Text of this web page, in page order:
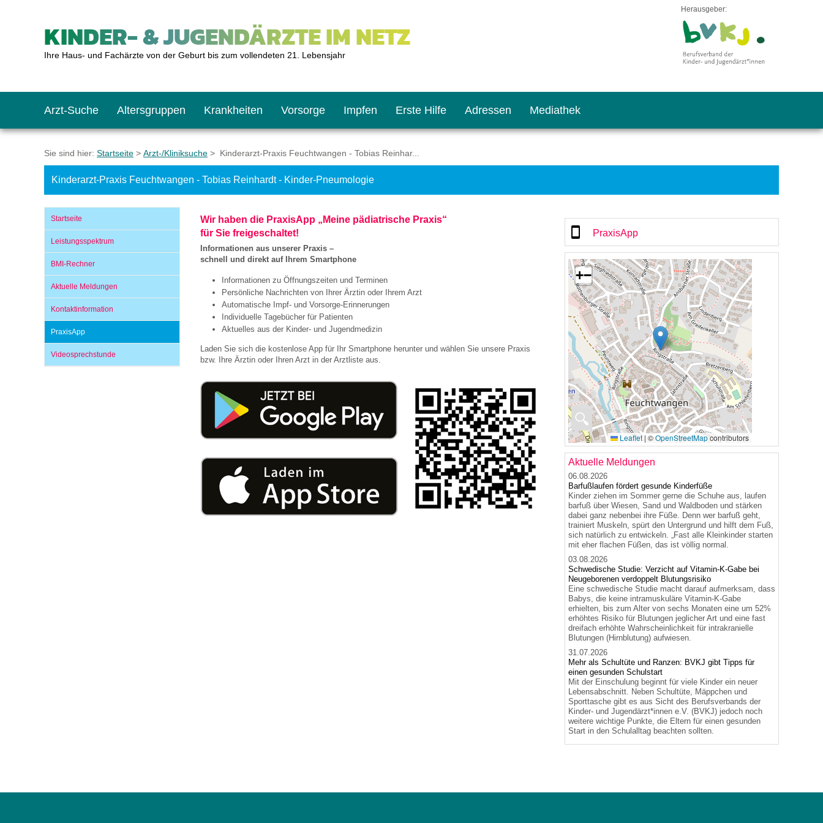
KINDER- & JUGENDÄRZTE IM NETZ
Ihre Haus- und Fachärzte von der Geburt bis zum vollendeten 21. Lebensjahr
Herausgeber:
Arzt-Suche Altersgruppen
Das erste Jahr
Schulkinder
Krankheiten Vorsorge
Baby: U1 bis U6
Schulkind: U10 bis U11
Impfen
Impfkalender
Was muss man beachten?
Impfsicherheit
Häufige Fragen
Recht auf Impfung
Vorsorge- und Impferinnerung
Erste Hilfe
Notrufnummern
Hausapotheke
Notdienste
Adressen
Notdienste
Gesundheitsämter
Mediathek
BMI-Rechner
Blutdruckrechner
Empfehlungen zum Bildschirmmediengebrauch
Hörlexikon
Material zu den Vorsorgen
Entwicklungskalender
Broschüren und Informationsflyer
Familienzeit gesund gestalten
Sie sind hier: Startseite > Arzt-/Kliniksuche > Kinderarzt-Praxis Feuchtwangen - Tobias Reinhar...
Kinderarzt-Praxis Feuchtwangen - Tobias Reinhardt - Kinder-Pneumologie
Startseite
Leistungsspektrum
BMI-Rechner
Aktuelle Meldungen
Kontaktinformation
PraxisApp
Videosprechstunde
Wir haben die PraxisApp „Meine pädiatrische Praxis“
für Sie freigeschaltet!
Informationen aus unserer Praxis –
schnell und direkt auf Ihrem Smartphone
Informationen zu Öffnungszeiten und Terminen
Persönliche Nachrichten von Ihrer Ärztin oder Ihrem Arzt
Automatische Impf- und Vorsorge-Erinnerungen
Individuelle Tagebücher für Patienten
Aktuelles aus der Kinder- und Jugendmedizin
Laden Sie sich die kostenlose App für Ihr Smartphone herunter und wählen Sie unsere Praxis
bzw. Ihre Ärztin oder Ihren Arzt in der Arztliste aus.
PraxisApp
🔍
+−
Leaflet | ©OpenStreetMapcontributors
Aktuelle Meldungen
06.08.2026
Barfußlaufen fördert gesunde Kinderfüße
Kinder ziehen im Sommer gerne die Schuhe aus, laufen
barfuß über Wiesen, Sand und Waldboden und stärken
dabei ganz nebenbei ihre Füße. Denn wer barfuß geht,
trainiert Muskeln, spürt den Untergrund und hilft dem Fuß,
sich natürlich zu entwickeln. „Fast alle Kleinkinder starten
mit eher flachen Füßen, das ist völlig normal.
03.08.2026
Schwedische Studie: Verzicht auf Vitamin-K-Gabe bei
Neugeborenen verdoppelt Blutungsrisiko
Eine schwedische Studie macht darauf aufmerksam, dass
Babys, die keine intramuskuläre Vitamin-K-Gabe
erhielten, bis zum Alter von sechs Monaten eine um 52%
erhöhtes Risiko für Blutungen jeglicher Art und eine fast
dreifach erhöhte Wahrscheinlichkeit für intrakranielle
Blutungen (Hirnblutung) aufwiesen.
31.07.2026
Mehr als Schultüte und Ranzen: BVKJ gibt Tipps für
einen gesunden Schulstart
Mit der Einschulung beginnt für viele Kinder ein neuer
Lebensabschnitt. Neben Schultüte, Mäppchen und
Sporttasche gibt es aus Sicht des Berufsverbands der
Kinder- und Jugendärzt*innen e.V. (BVKJ) jedoch noch
weitere wichtige Punkte, die Eltern für einen gesunden
Start in den Schulalltag beachten sollten.